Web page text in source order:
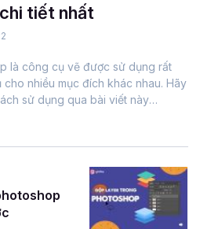
tiết nhất
là công cụ vẽ được sử dụng rất
nhiều mục đích khác nhau. Hãy
sử dụng qua bài viết này